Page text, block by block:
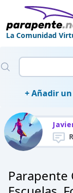
La Comunidad
+ Añadir un
Parapente